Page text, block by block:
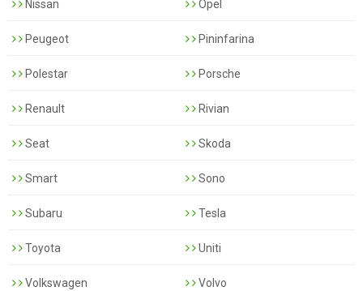
Nissan Opel
Peugeot Pininfarina
Polestar Porsche
Renault Rivian
Seat Skoda
Smart Sono
Subaru Tesla
Toyota Uniti
Volkswagen Volvo